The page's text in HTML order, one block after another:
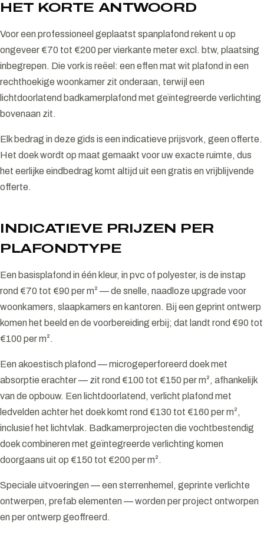
HET KORTE ANTWOORD
Voor een professioneel geplaatst spanplafond rekent u op
ongeveer €70 tot €200 per vierkante meter excl. btw, plaatsing
inbegrepen. Die vork is reëel: een effen mat wit plafond in een
rechthoekige woonkamer zit onderaan, terwijl een
lichtdoorlatend badkamerplafond met geïntegreerde verlichting
bovenaan zit.
Elk bedrag in deze gids is een indicatieve prijsvork, geen offerte.
Het doek wordt op maat gemaakt voor uw exacte ruimte, dus
het eerlijke eindbedrag komt altijd uit een gratis en vrijblijvende
offerte.
INDICATIEVE PRIJZEN PER
PLAFONDTYPE
Een basisplafond in één kleur, in pvc of polyester, is de instap
rond €70 tot €90 per m² — de snelle, naadloze upgrade voor
woonkamers, slaapkamers en kantoren. Bij een geprint ontwerp
komen het beeld en de voorbereiding erbij; dat landt rond €90 tot
€100 per m².
Een akoestisch plafond — microgeperforeerd doek met
absorptie erachter — zit rond €100 tot €150 per m², afhankelijk
van de opbouw. Een lichtdoorlatend, verlicht plafond met
ledvelden achter het doek komt rond €130 tot €160 per m²,
inclusief het lichtvlak. Badkamerprojecten die vochtbestendig
doek combineren met geïntegreerde verlichting komen
doorgaans uit op €150 tot €200 per m².
Speciale uitvoeringen — een sterrenhemel, geprinte verlichte
ontwerpen, prefab elementen — worden per project ontworpen
en per ontwerp geoffreerd.